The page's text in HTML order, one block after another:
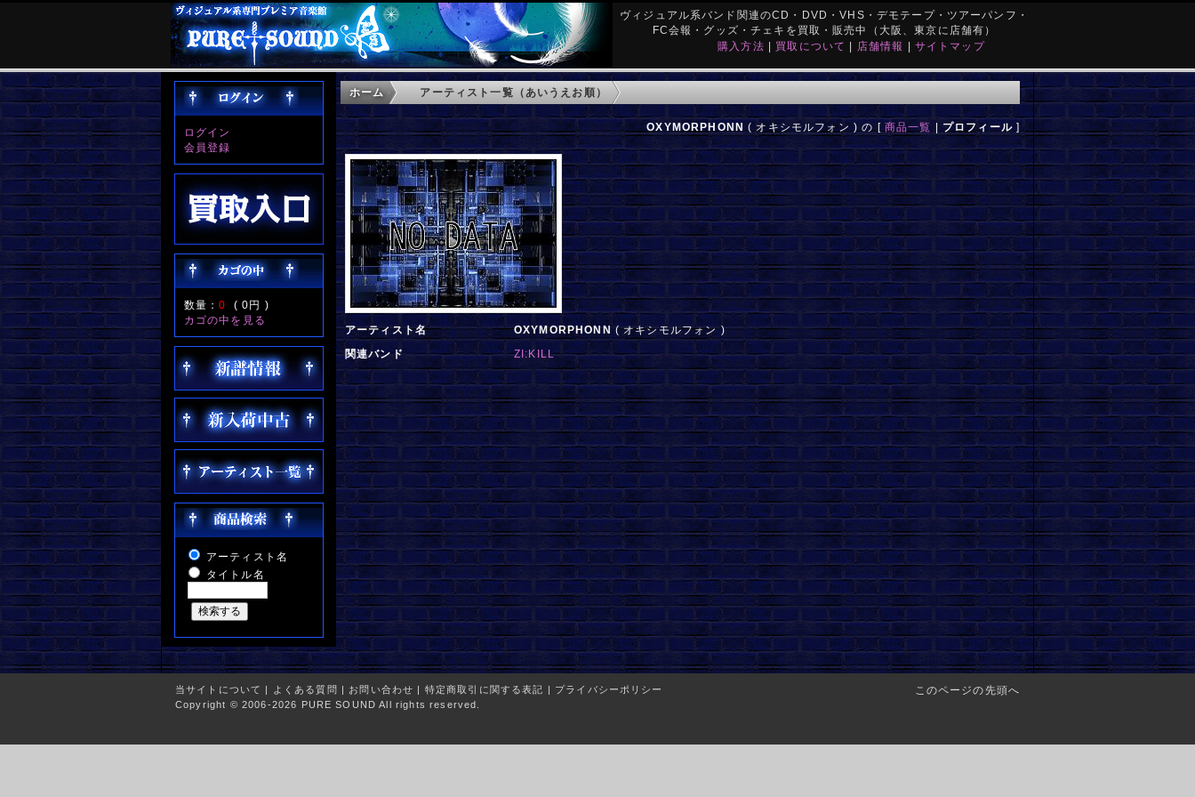
ヴィジュアル系バンド関連のCD・DVD・VHS・デモテープ・ツアーパンフ・
FC会報・グッズ・チェキを買取・販売中（大阪、東京に店舗有）
購入方法 | 買取について | 店舗情報 | サイトマップ
ログイン
会員登録
数量：0 (0円 )
カゴの中を見る
アーティスト名
タイトル名
ホーム アーティスト一覧（あいうえお順）
OXYMORPHONN ( オキシモルフォン ) の [ 商品一覧 | プロフィール]
アーティスト名 OXYMORPHONN( オキシモルフォン )
関連バンド ZI:KILL
このページの先頭へ
当サイトについて | よくある質問 | お問い合わせ | 特定商取引に関する表記 | プライバシーポリシー
Copyright © 2006-2026 PURE SOUND All rights reserved.